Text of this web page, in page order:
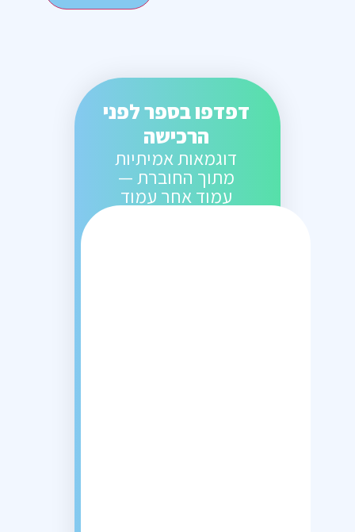
דפדפו בספר לפני
הרכישה
דוגמאות אמיתיות
מתוך החוברת —
עמוד אחר עמוד